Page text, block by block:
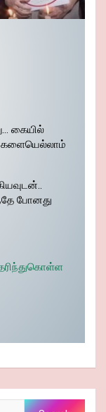
கையில்
போனது